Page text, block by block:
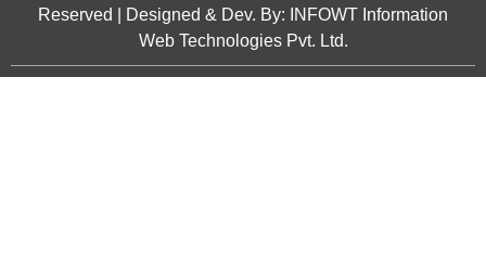
Reserved | Designed & Dev. By:
INFOWT Information
Web Technologies Pvt. Ltd.